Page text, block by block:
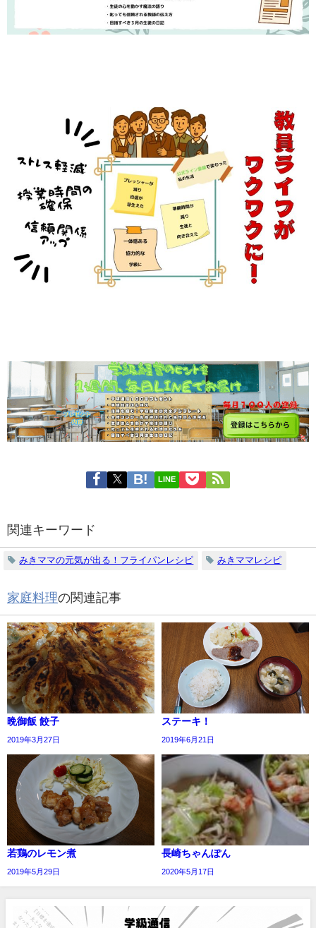
LINE
関連キーワード
みきママの元気が出る！フライパンレシピ みきママレシピ
家庭料理の関連記事
晩御飯 餃子
2019年3月27日
ステーキ！
2019年6月21日
若鶏のレモン煮
2019年5月29日
長崎ちゃんぽん
2020年5月17日